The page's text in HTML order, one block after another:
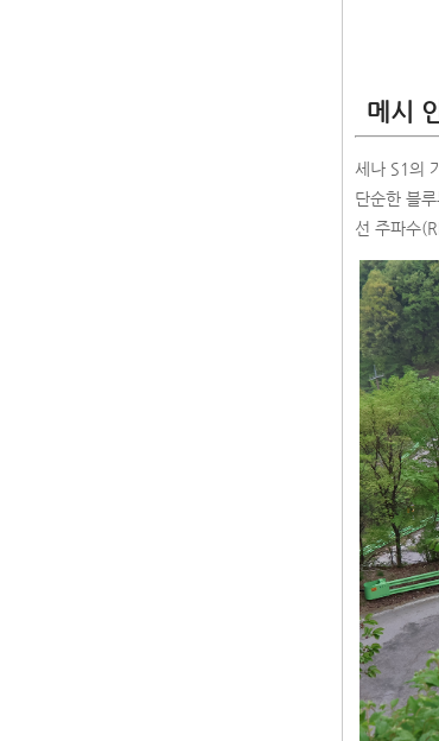
메시
세나 S1의
단순한 블
선 주파수